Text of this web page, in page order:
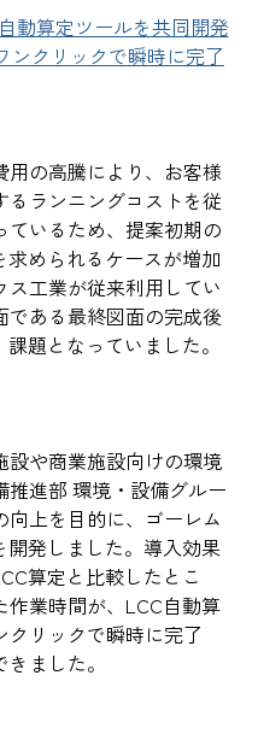
動算定ツールを共同開発
ンクリックで瞬時に完了
用の高騰により、お客様
るランニングコストを従
いるため、提案初期の
められるケースが増加
ス工業が従来利用してい
ある最終図面の完成後
題となっていました。
設や商業施設向けの環境
進部 環境・設備グルー
向上を目的に、ゴーレム
開発しました。導入効果
算定と比較したとこ
作業時間が、LCC自動算
リックで瞬時に完了
ました。